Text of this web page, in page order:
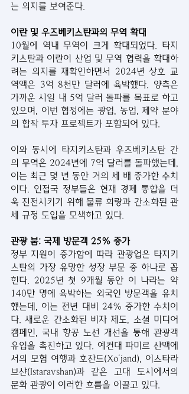
는 의지를 보여준다.
이란 및 우즈베키스탄과의 무역 확대
10월에 역내 무역이 크게 확대되었다. 타지
키스탄과 이란이 산업 및 무역 협력을 확대하
려는 의지를 재확인하면서 2024년 상호 교
역액은 3억 8천만 달러에 육박했다. 양측은
가까운 시일 내 5억 달러 돌파를 목표로 하고
있으며, 이번 협정에는 광업, 농업, 제약 분야
의 합작 투자 프로젝트가 포함되어 있다.
이와 동시에 타지키스탄과 우즈베키스탄 간
의 무역은 2024년에 7억 달러를 돌파했는데,
이는 최근 몇 년 동안 거의 세 배 증가한 수치
이다. 인접국 정부들은 현재 경제 통합을 더
욱 진전시키기 위해 물류 회랑과 간소화된 관
세 규정 도입을 모색하고 있다.
관광 붐: 국제 방문객 25% 증가
정부 지원이 증가함에 따라 관광업은 타지키
스탄의 가장 유망한 성장 부문 중 하나로 꼽
힌다. 2025년 첫 9개월 동안 이 나라는 약
140만 명에 육박하는 외국인 방문객을 유치
했는데, 이는 전년 대비 24% 증가한 수치이
다. 새로운 간소화된 비자 제도, 소셜 미디어
캠페인, 국내 항공 노선 개선을 통해 관광객
유입을 촉진하고 있다. 예컨대 파미르 산맥에
서의 모험 여행과 호잔드(Xo‘jand), 이스타라
브샨(Istaravshan)과 같은 고대 도시에서의
문화 관광이 이러한 흐름을 이끌고 있다.